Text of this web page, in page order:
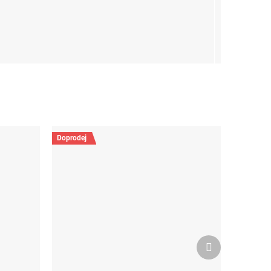
Doprodej
Další
produkt